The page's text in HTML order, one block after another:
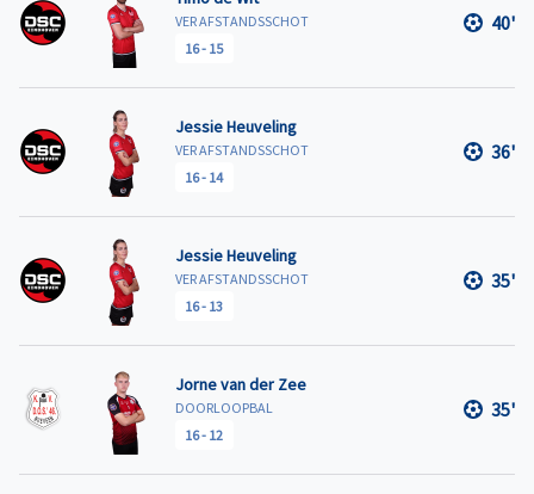
VER AFSTANDSSCHOT
16- 15
40'
Jessie Heuveling
VER AFSTANDSSCHOT
16- 14
36'
Jessie Heuveling
VER AFSTANDSSCHOT
16- 13
35'
Jorne van der Zee
DOORLOOPBAL
16- 12
35'